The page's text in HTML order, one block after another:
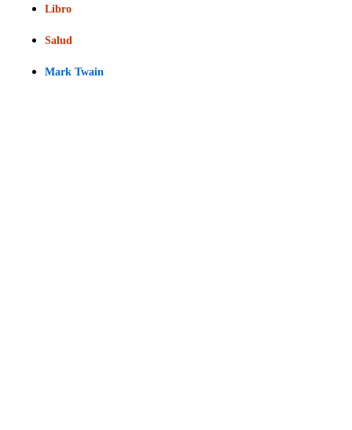
Libro
Salud
Mark Twain